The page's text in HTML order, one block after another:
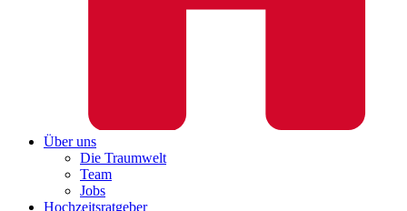
Über uns
Die Traumwelt
Team
Jobs
Hochzeitsratgeber